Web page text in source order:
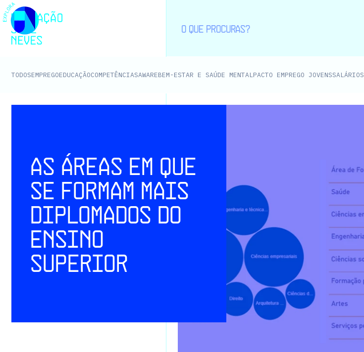
TODOSEMPREGOEDUCAÇÃOCOMPETÊNCIASAWAREBEM-ESTAR E SAÚDE MENTALPACTO EMPREGO JOVENSSALÁRIOS
As áreas em que
se formam mais
diplomados do
ensino
superior